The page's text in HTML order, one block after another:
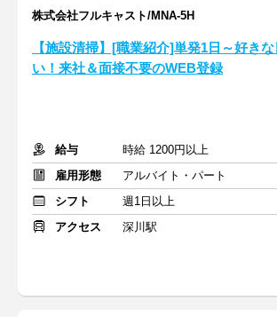
株式会社フルキャスト/MNA-5H
【施設清掃】[職業紹介]単発1日～好き
い！来社＆面接不要のWEB登録
給与
時給 1200円以上
雇用形態
アルバイト・パート
シフト
週1日以上
アクセス
深川駅